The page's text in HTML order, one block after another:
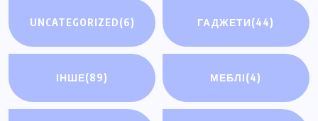
UNCATEGORIZED(6) ГАДЖЕТИ(44)
ІНШЕ(89) МЕБЛІ(4)